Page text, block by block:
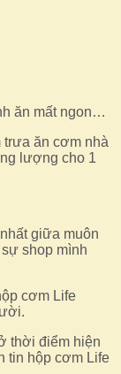
ăn mất ngon…
ăn cơm nhà
lượng cho 1
giữa muôn
shop mình
cơm Life
thời điểm hiện
tin hộp cơm Life